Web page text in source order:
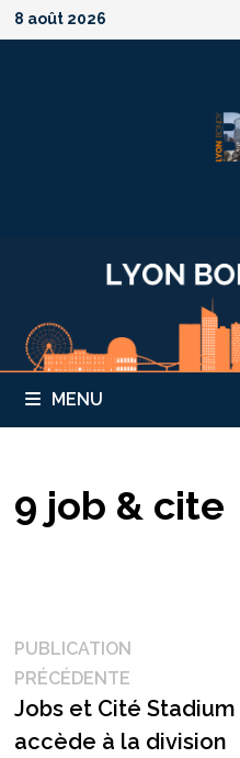
Passer
au
8 août 2026
MENU
9 job & cite
Navigation
de
l’article
PUBLICATION
PRÉCÉDENTEPublication
précédente :
Jobs et Cité Stadium
accède à la division